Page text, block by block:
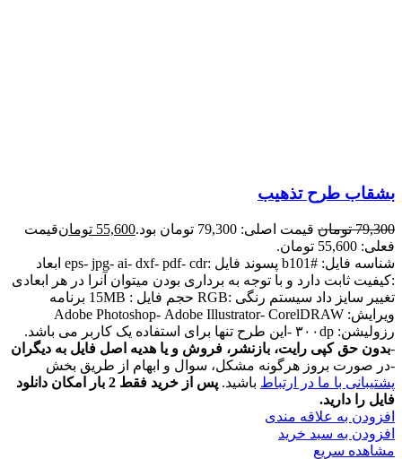
بشقاب طرح تذهیب
79,300 تومان قیمت اصلی: 79,300 تومان بود. 55,600 تومانقیمت
فعلی: 55,600 تومان.
شناسه فایل: #b101 پسوند فایل :eps- jpg- ai- dxf- pdf- cdr ابعاد
:کیفیت ثابت دارد و با توجه به برداری بودن میتوان آنرا در هر ابعادی
تغییر سایز داد سیستم رنگی :RGB حجم فایل : 15MB برنامه
ویرایش: Adobe Photoshop- Adobe Illustrator- CorelDRAW
رزولیشن: ۳۰۰dp -این طرح تنها برای استفاده یک کاربر می باشد.
-بدون حق کپی رایت، بازنشر، فروش و یا هدیه اصل فایل به دیگران
-در صورت بروز هرگونه مشکل، سوال و ابهام از طریق بخش
پشتیبانی با ما در ارتباط باشید.
پس از خرید فقط 2 بار امکان دانلود
فایل را دارید.
افزودن به علاقه مندی
افزودن به سبد خرید
مشاهده سریع